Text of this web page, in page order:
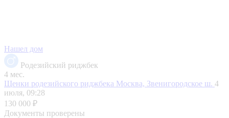
Нашел дом
Родезийский риджбек
4 мес.
Щенки родезийского риджбека Москва, Звенигородское ш. 4
июля, 09:28
130 000 ₽
Документы проверены